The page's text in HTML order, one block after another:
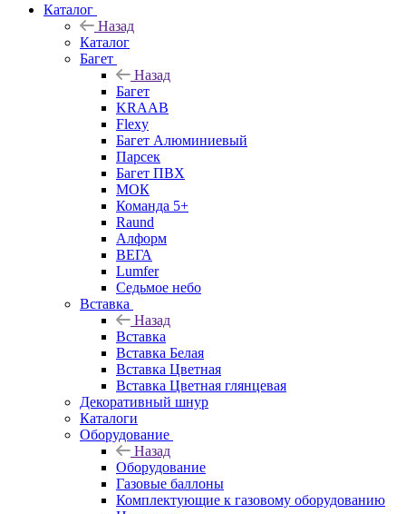
Каталог
Назад
Каталог
Багет
Назад
Багет
KRAAB
Flexy
Багет Алюминиевый
Парсек
Багет ПВХ
МОК
Команда 5+
Raund
Алформ
ВЕГА
Lumfer
Седьмое небо
Вставка
Назад
Вставка
Вставка Белая
Вставка Цветная
Вставка Цветная глянцевая
Декоративный шнур
Каталоги
Оборудование
Назад
Оборудование
Газовые баллоны
Комплектующие к газовому оборудованию